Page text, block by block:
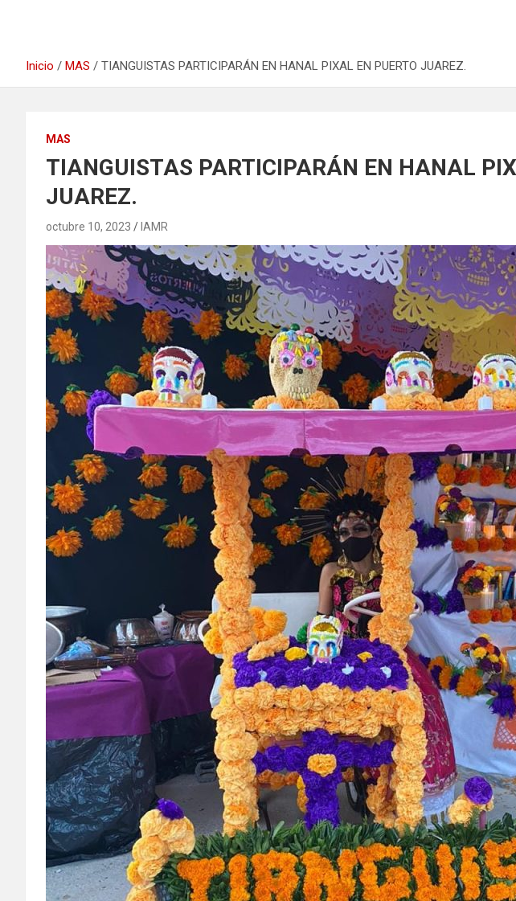
Inicio MAS TIANGUISTAS PARTICIPARÁN EN HANAL PIXAL EN PUERTO JUAREZ.
MAS
TIANGUISTAS PARTICIPARÁN EN HANAL
JUAREZ.
octubre 10, 2023 IAMR